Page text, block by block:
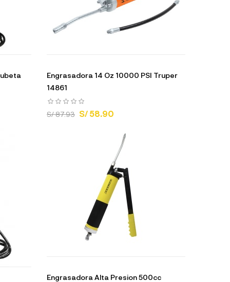
Engrasadora 14 Oz 10000 PSI Truper
14861
S/ 87.93 S/ 58.90
Engrasadora Alta Presion 500cc